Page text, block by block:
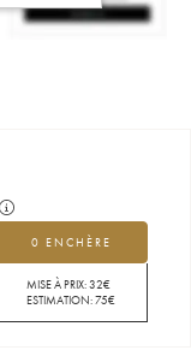
0 ENCHÈRE
MISE À PRIX:32€
ESTIMATION:75€